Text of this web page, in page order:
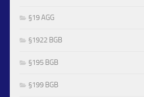
§19 AGG
§1922 BGB
§195 BGB
§199 BGB